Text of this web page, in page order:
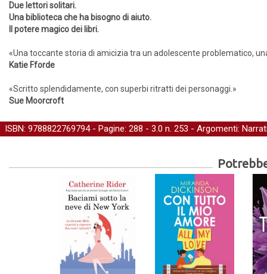
Due lettori solitari.
Una biblioteca che ha bisogno di aiuto.
Il potere magico dei libri.
«Una toccante storia di amicizia tra un adolescente problematico,
Katie Fforde
«Scritto splendidamente, con superbi ritratti dei personaggi.»
Sue Moorcroft
ISBN: 9788822769794 - Pagine: 288 - 3.0 n. 253 - Argomenti: